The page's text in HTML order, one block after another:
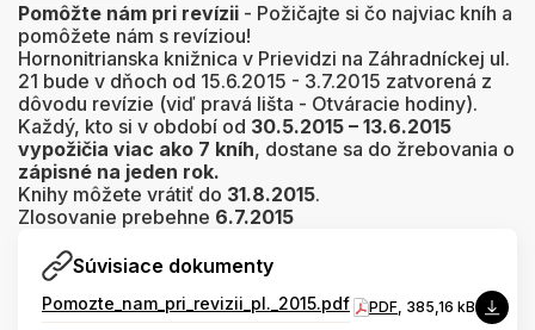
Pomôžte nám pri revízii - Požičajte si čo najviac kníh a
pomôžete nám s revíziou!
Hornonitrianska knižnica v Prievidzi na Záhradníckej ul.
21 bude v dňoch od 15.6.2015 - 3.7.2015 zatvorená z
dôvodu revízie (viď pravá lišta - Otváracie hodiny).
Každý, kto si v období od 30.5.2015 – 13.6.2015
vypožičia viac ako 7 kníh, dostane sa do žrebovania o
zápisné na jeden rok.
Knihy môžete vrátiť do 31.8.2015.
Zlosovanie prebehne 6.7.2015
Súvisiace dokumenty
Pomozte_nam_pri_revizii_pl._2015.pdf PDF, 385,16 kB